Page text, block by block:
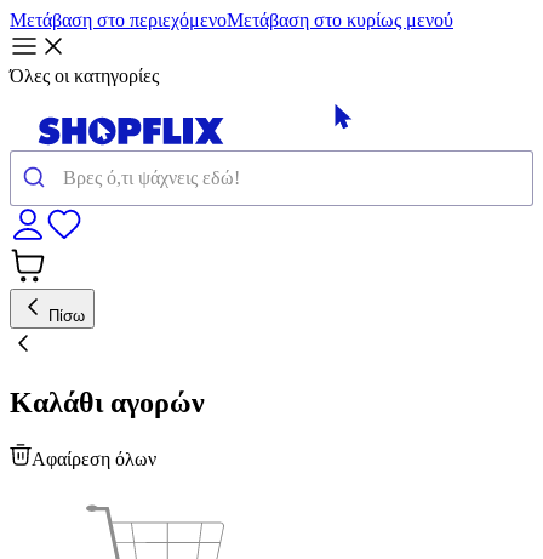
Μετάβαση στο περιεχόμενοΜετάβαση στο κυρίως μενού
Όλες οι κατηγορίες
Πίσω
Καλάθι αγορών
Αφαίρεση όλων